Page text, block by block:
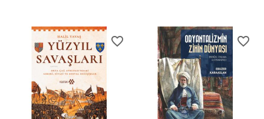
favorite_border favorite_border